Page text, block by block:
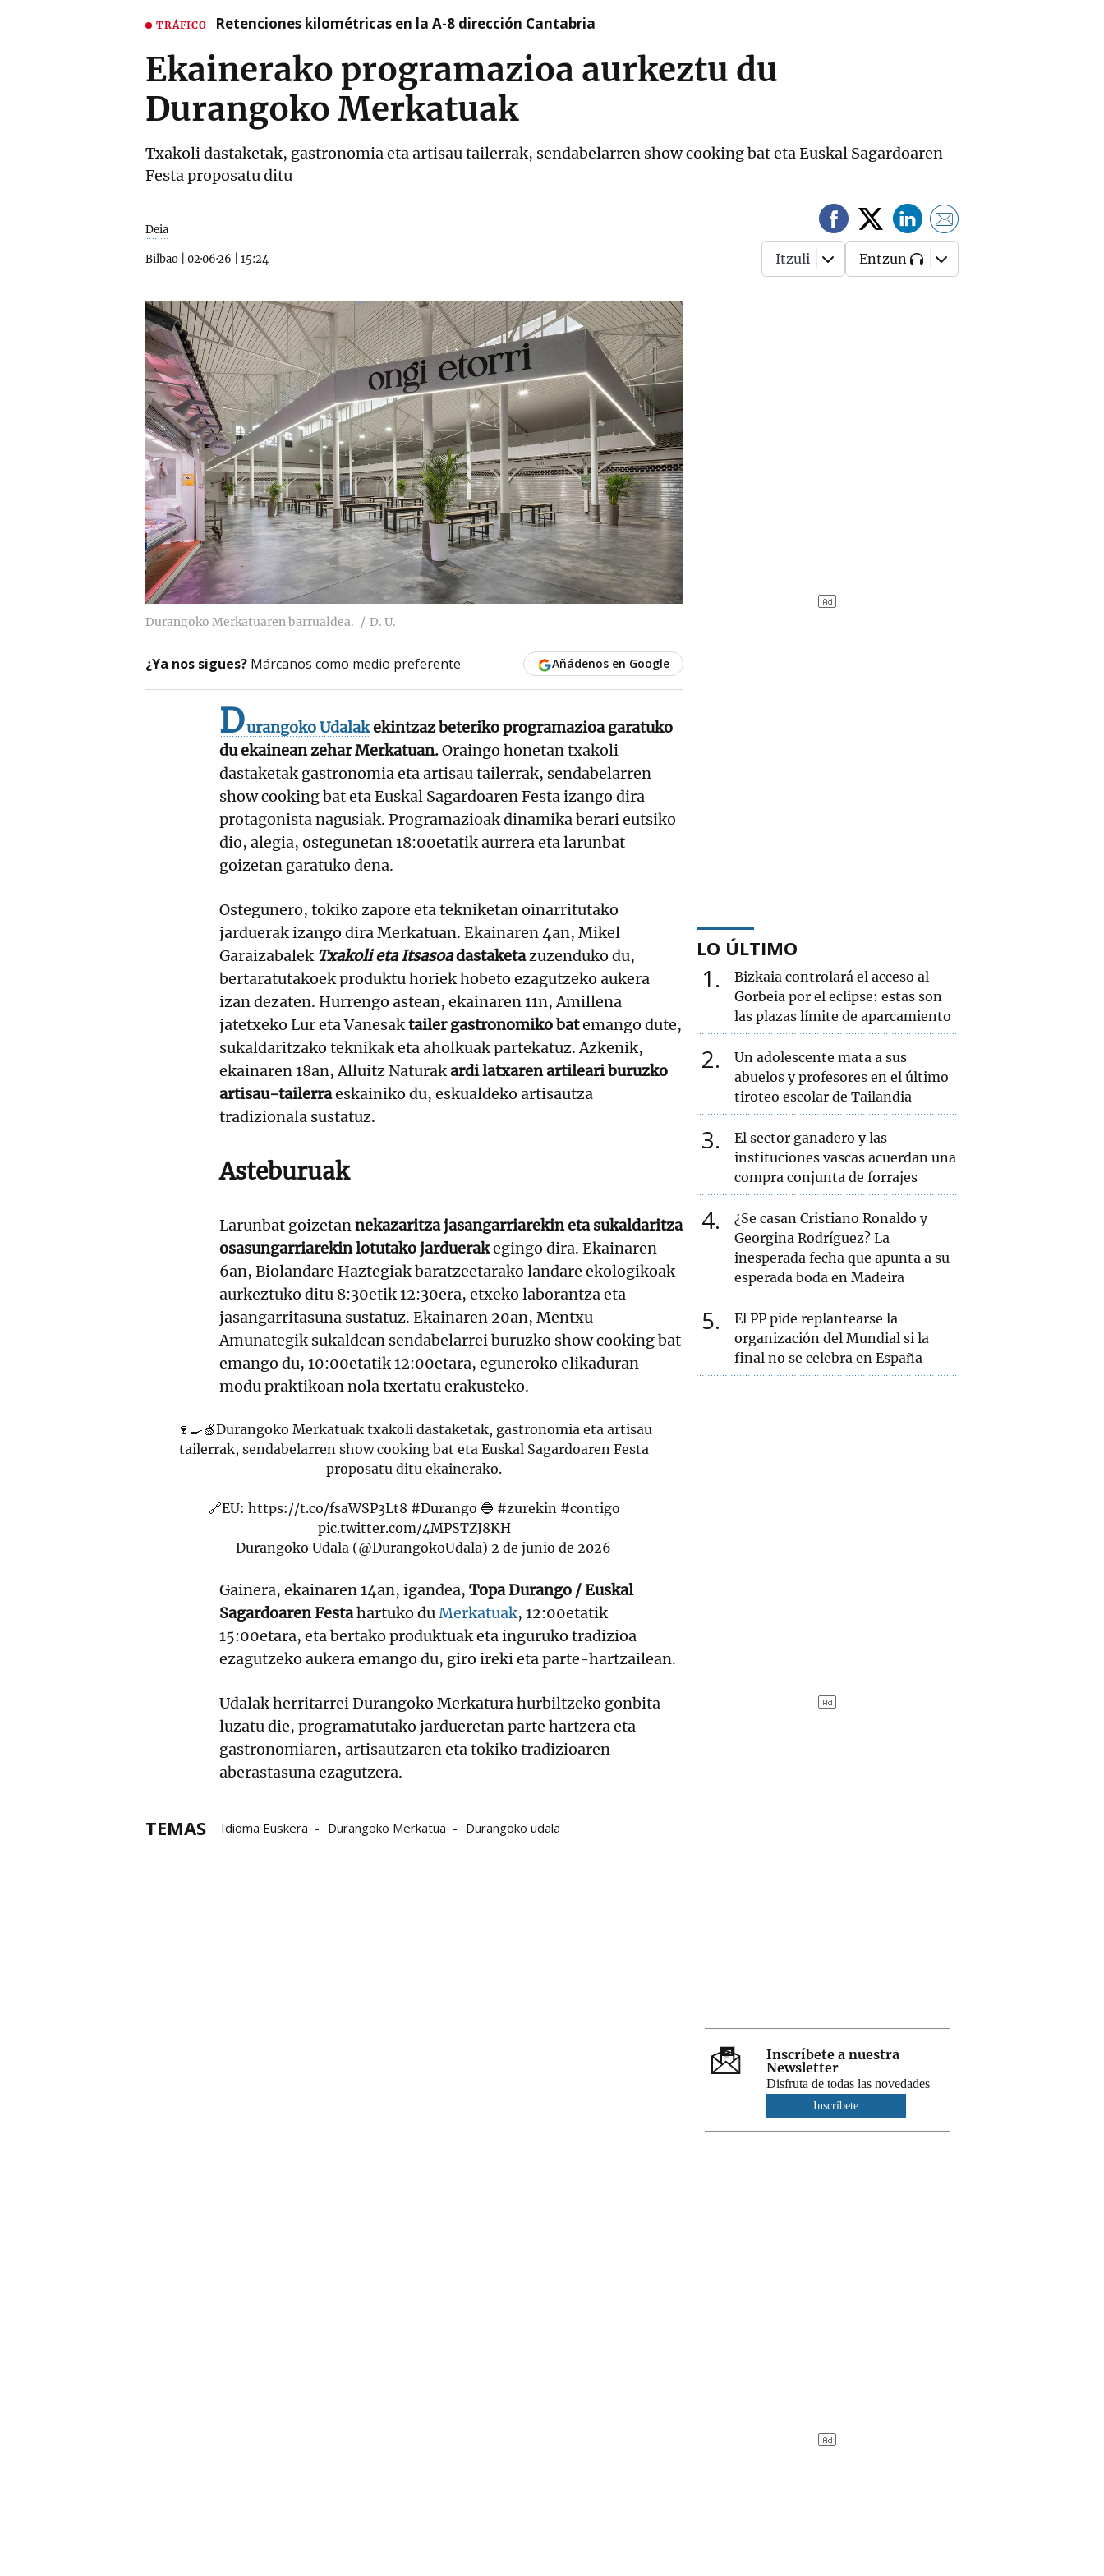
TRÁFICO Retenciones kilométricas en la A-8 dirección Cantabria
Ekainerako programazioa aurkeztu du
Durangoko Merkatuak
Txakoli dastaketak, gastronomia eta artisau tailerrak, sendabelarren show cooking bat eta Euskal Sagardoaren
Festa proposatu ditu
Deia
Bilbao 02·06·26 15:24 Itzuli Entzun
Durangoko Merkatuaren barrualdea. D. U.
¿Ya nos sigues? Márcanos como medio preferente Añádenos en Google
Durangoko Udalakekintzaz beteriko programazioa garatuko
du ekainean zehar Merkatuan.Oraingo honetan txakoli
dastaketak gastronomia eta artisau tailerrak, sendabelarren
show cooking bat eta Euskal Sagardoaren Festa izango dira
protagonista nagusiak. Programazioak dinamika berari eutsiko
dio, alegia, ostegunetan 18:00etatik aurrera eta larunbat
goizetan garatuko dena.
Ostegunero, tokiko zapore eta tekniketan oinarritutako
jarduerak izango dira Merkatuan. Ekainaren 4an, Mikel
Garaizabalek Txakoli eta Itsasoadastaketazuzenduko du,
bertaratutakoek produktu horiek hobeto ezagutzeko aukera
izan dezaten. Hurrengo astean, ekainaren 11n, Amillena
jatetxeko Lur eta Vanesaktailer gastronomiko batemango dute,
sukaldaritzako teknikak eta aholkuak partekatuz. Azkenik,
ekainaren 18an, Alluitz Naturakardi latxaren artileari buruzko
artisau-tailerraeskainiko du, eskualdeko artisautza
tradizionala sustatuz.
Asteburuak
Larunbat goizetannekazaritza jasangarriarekin eta sukaldaritza
osasungarriarekin lotutako jarduerakegingo dira. Ekainaren
6an, Biolandare Haztegiak baratzeetarako landare ekologikoak
aurkeztuko ditu 8:30etik 12:30era, etxeko laborantza eta
jasangarritasuna sustatuz. Ekainaren 20an, Mentxu
Amunategik sukaldean sendabelarrei buruzko show cooking bat
emango du, 10:00etatik 12:00etara, eguneroko elikaduran
modu praktikoan nola txertatu erakusteko.
🍷🍳🍏Durangoko Merkatuak txakoli dastaketak, gastronomia eta artisau
tailerrak, sendabelarren show cooking bat eta Euskal Sagardoaren Festa
proposatu ditu ekainerako.
🔗EU: https://t.co/fsaWSP3Lt8 #Durango 🔵 #zurekin #contigo
pic.twitter.com/4MPSTZJ8KH
— Durangoko Udala (@DurangokoUdala) 2 de junio de 2026
Gainera, ekainaren 14an, igandea, Topa Durango / Euskal
Sagardoaren Festahartuko duMerkatuak, 12:00etatik
15:00etara, eta bertako produktuak eta inguruko tradizioa
ezagutzeko aukera emango du, giro ireki eta parte-hartzailean.
Udalak herritarrei Durangoko Merkatura hurbiltzeko gonbita
luzatu die, programatutako jardueretan parte hartzera eta
gastronomiaren, artisautzaren eta tokiko tradizioaren
aberastasuna ezagutzera.
TEMAS Idioma Euskera Durangoko Merkatua Durangoko udala
LO ÚLTIMO
1
Bizkaia controlará el acceso al
Gorbeia por el eclipse: estas son
las plazas límite de aparcamiento
2
Un adolescente mata a sus
abuelos y profesores en el último
tiroteo escolar de Tailandia
3
El sector ganadero y las
instituciones vascas acuerdan una
compra conjunta de forrajes
4
¿Se casan Cristiano Ronaldo y
Georgina Rodríguez? La
inesperada fecha que apunta a su
esperada boda en Madeira
5
El PP pide replantearse la
organización del Mundial si la
final no se celebra en España
Inscríbete a nuestra
Newsletter
Disfruta de todas las novedades
Inscríbete